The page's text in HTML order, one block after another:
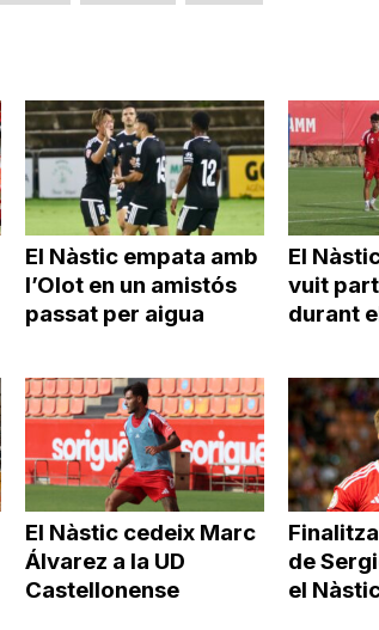
El Nàstic empata amb
l’Olot en un amistós
passat per aigua
El
vuit
durant
El Nàstic cedeix Marc
Álvarez a la UD
Castellonense
de
el